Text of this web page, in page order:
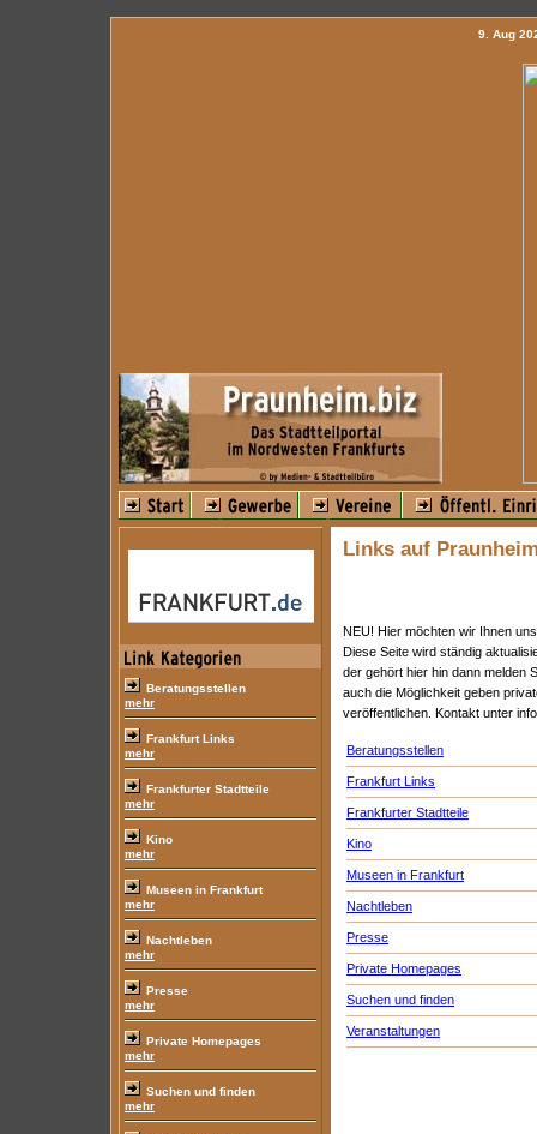
9. Aug
Beratungsstellen
mehr
Frankfurt Links
mehr
Frankfurter Stadtteile
mehr
Kino
mehr
Museen in Frankfurt
mehr
Nachtleben
mehr
Presse
mehr
Private Homepages
mehr
Suchen und finden
mehr
Links auf
NEU! Hier möchten wir Ihnen
Diese Seite wird ständig
der gehört hier hin dann melden
auch die Möglichkeit geben
veröffentlichen. Kontakt unter
Beratungsstellen
Frankfurt Links
Frankfurter Stadtteile
Kino
Museen in Frankfurt
Nachtleben
Presse
Private Homepages
Suchen und finden
Veranstaltungen